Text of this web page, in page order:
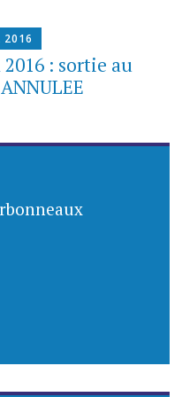
2016
: sortie au